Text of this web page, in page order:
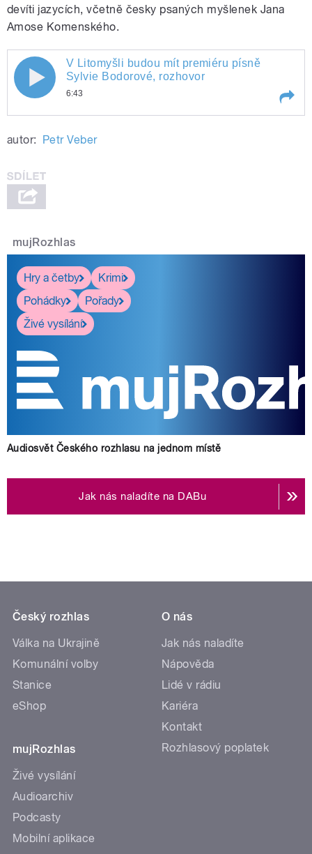
devíti jazycích, včetně česky psaných myšlenek Jana
Amose Komenského.
pause
V Litomyšli budou mít premiéru písně
Sylvie Bodorové, rozhovor
6:43
autor: Petr Veber
mujRozhlas
Hry a četby
Krimi
Pohádky
Pořady
Živé vysílání
Audiosvět Českého rozhlasu na jednom místě
Jak nás naladíte na DABu
Český rozhlas
Válka na Ukrajině
Komunální volby
Stanice
eShop
mujRozhlas
Živé vysílání
Audioarchiv
Podcasty
Mobilní aplikace
O nás
Jak nás naladíte
Nápověda
Lidé v rádiu
Kariéra
Kontakt
Rozhlasový poplatek